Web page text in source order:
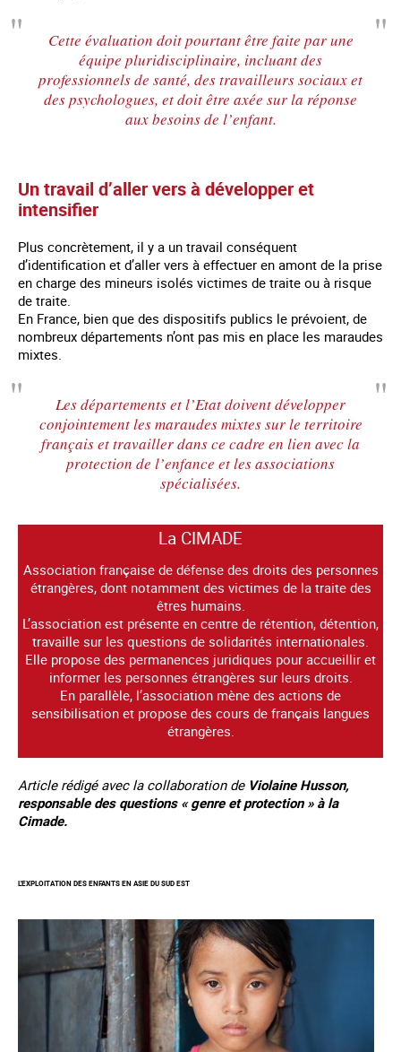
Cette évaluation doit pourtant être faite par une
équipe pluridisciplinaire, incluant des
professionnels de santé, des travailleurs sociaux et
des psychologues, et doit être axée sur la réponse
aux besoins de l’enfant.
Un travail d’aller vers à développer et
intensifier
Plus concrètement, il y a un travail conséquent
d’identification et d’aller vers à effectuer en amont de la prise
en charge des mineurs isolés victimes de traite ou à risque
de traite.
En France, bien que des dispositifs publics le prévoient, de
nombreux départements n’ont pas mis en place les maraudes
mixtes.
Les départements et l’Etat doivent développer
conjointement les maraudes mixtes sur le territoire
français et travailler dans ce cadre en lien avec la
protection de l’enfance et les associations
spécialisées.
La CIMADE
Association française de défense des droits des personnes
étrangères, dont notamment des victimes de la traite des
êtres humains.
L’association est présente en centre de rétention, détention,
travaille sur les questions de solidarités internationales.
Elle propose des permanences juridiques pour accueillir et
informer les personnes étrangères sur leurs droits.
En parallèle, l’association mène des actions de
sensibilisation et propose des cours de français langues
étrangères.
Article rédigé avec la collaboration de Violaine Husson,
responsable des questions « genre et protection » à la
Cimade.
L'EXPLOITATION DES ENFANTS EN ASIE DU SUD EST